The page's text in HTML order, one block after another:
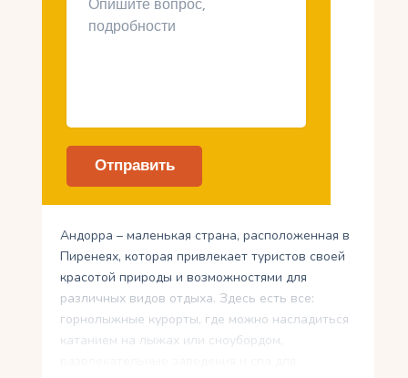
Андорра – маленькая страна, расположенная в
Пиренеях, которая привлекает туристов своей
красотой природы и возможностями для
различных видов отдыха. Здесь есть все:
горнолыжные курорты, где можно насладиться
катанием на лыжах или сноубордом,